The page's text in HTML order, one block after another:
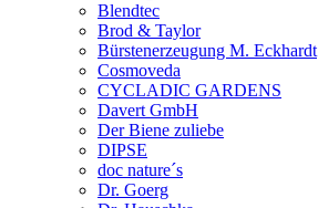
Blendtec
Brod & Taylor
Bürstenerzeugung M. Eckhardt
Cosmoveda
CYCLADIC GARDENS
Davert GmbH
Der Biene zuliebe
DIPSE
doc nature´s
Dr. Goerg